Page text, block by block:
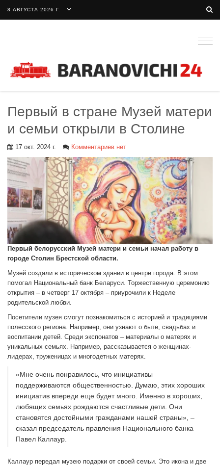
8 АВГУСТА 2026 Г.
Первый в стране Музей матери
и семьи открыли в Столине
17 окт. 2024 г. Комментариев нет
Первый белорусский Музей матери и семьи начал работу в
городе Столин Брестской области.
Музей создали в историческом здании в центре города. В этом
помогал Национальный банк Беларуси. Торжественную церемонию
открытия – в четверг 17 октября – приурочили к Неделе
родительской любви.
Посетители музея смогут познакомиться с историей и традициями
полесского региона. Например, они узнают о быте, свадьбах и
воспитании детей. Среди экспонатов – материалы о матерях и
уникальных семьях. Например, рассказывается о женщинах-
лидерах, труженицах и многодетных матерях.
«Мне очень понравилось, что инициативы
поддерживаются общественностью. Думаю, этих хороших
инициатив впереди еще будет много. Именно в хороших,
любящих семьях рождаются счастливые дети. Они
становятся достойными гражданами нашей страны», –
сказал председатель правления Национального банка
Павел Каллаур.
Каллаур передал музею подарки от своей семьи. Это икона и две